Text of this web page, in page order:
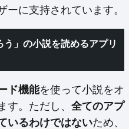
ーに支持されています。
」の小説を読めるアプリ
ド機能を使って小説をオ
す。ただし、 全てのアプ
いるわけではないため、